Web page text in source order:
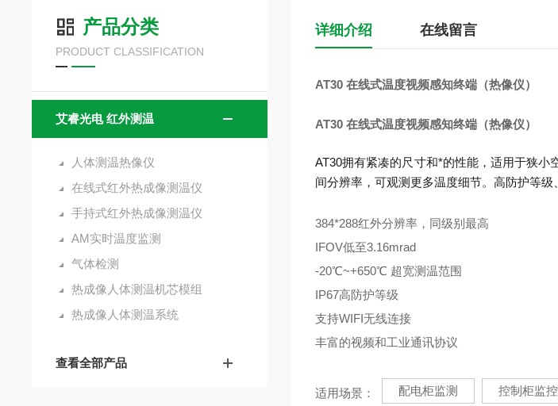
产品分类
PRODUCT CLASSIFICATION
艾睿光电 红外测温
人体测温热像仪
在线式红外热成像测温仪
手持式红外热成像测温仪
AM实时温度监测
气体检测
热成像人体测温机芯模组
热成像人体测温系统
查看全部产品
详细介绍 在线留言
AT30 在线式温度视频感知终端（热像仪）
AT30 在线式温度视频感知终端（热像仪）
AT30拥有紧凑的尺寸和*的性能，适用于狭
间分辨率，可观测更多温度细节。高防护等
384*288红外分辨率，同级别最高
IFOV低至3.16mrad
-20℃~+650℃ 超宽测温范围
IP67高防护等级
支持WIFI无线连接
丰富的视频和工业通讯协议
适用场景： 配电柜监测 控制柜监控